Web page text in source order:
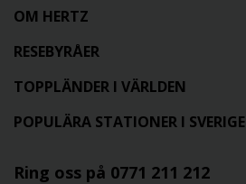
OM HERTZ
RESEBYRÅER
TOPPLÄNDER I VÄRLDEN
POPULÄRA STATIONER I SVERIGE
Ring oss på 0771 211 212